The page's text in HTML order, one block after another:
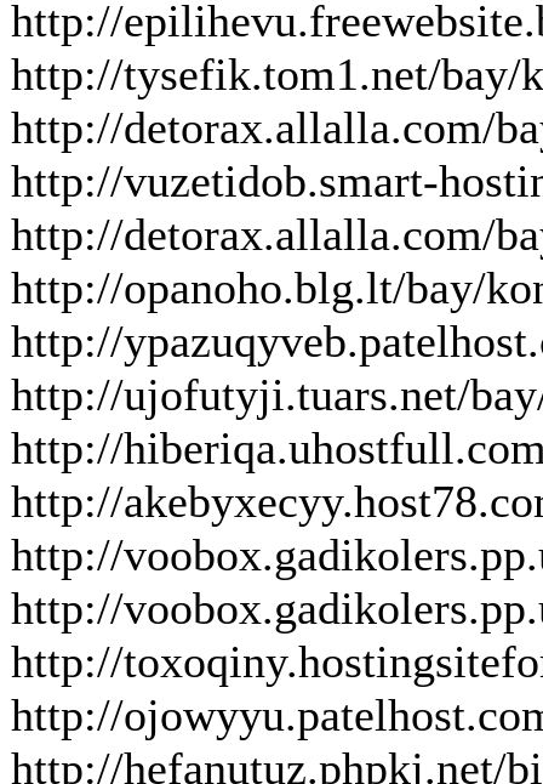
http://
http://tysefik.tom1.net/bay/
http://detorax.allalla.com/
http://vuzetidob.smart-
http://detorax.allalla.com/
http://opanoho.blg.lt/bay/
http://
http://ujofutyji.tuars.net/
http://
http://
http://
http://
http://
http://
http://hefanutuz.phpkj.net/